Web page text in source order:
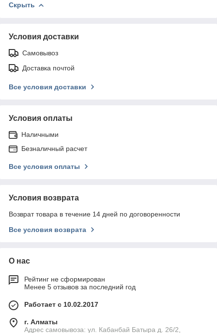
Скрыть
Условия доставки
Самовывоз
Доставка почтой
Все условия доставки
Условия оплаты
Наличными
Безналичный расчет
Все условия оплаты
Условия возврата
Возврат товара в течение 14 дней по договоренности
Все условия возврата
О нас
Рейтинг не сформирован
Менее 5 отзывов за последний год
Работает с 10.02.2017
г. Алматы
Адрес самовывоза: ул. Кабанбай Батыра д. 26/2,